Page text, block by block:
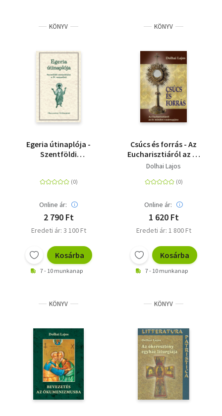
KÖNYV
Egeria útinaplója -
Szentföldi
Ókeresztény
Online ár:
2 790 Ft
Eredeti ár: 3 100 Ft
Kosárba
7 - 10 munkanap
KÖNYV
Csúcs és forrás - Az
Eucharisztiáról az év
minden vasárnapjára
Dolhai Lajos
Online ár:
1 620 Ft
Eredeti ár: 1 800 Ft
Kosárba
7 - 10 munkanap
KÖNYV KÖNYV